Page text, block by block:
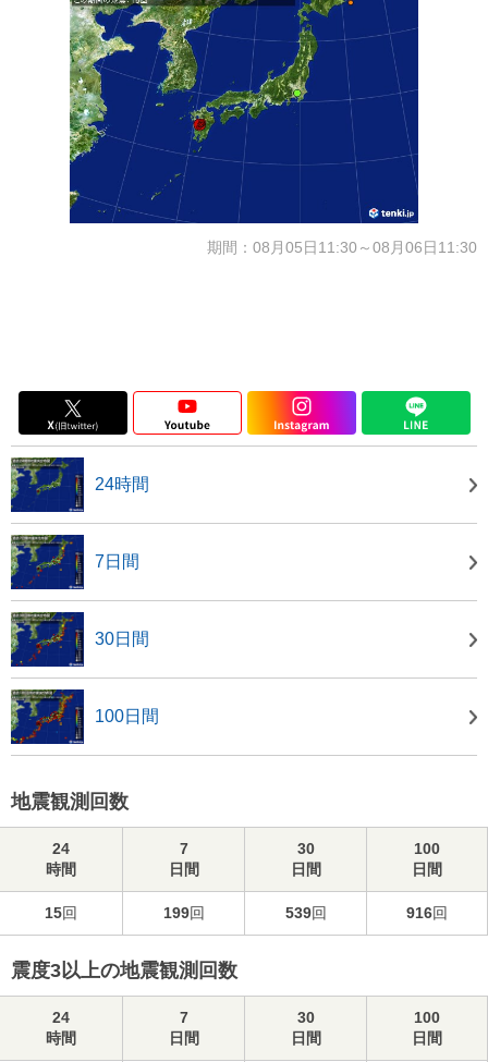
期間：08月05日11:30～08月06日11:30
24時間
7日間
30日間
100日間
地震観測回数
24
時間
7
日間
30
日間
100
日間
15回 199回 539回 916回
震度3以上の地震観測回数
24
時間
7
日間
30
日間
100
日間